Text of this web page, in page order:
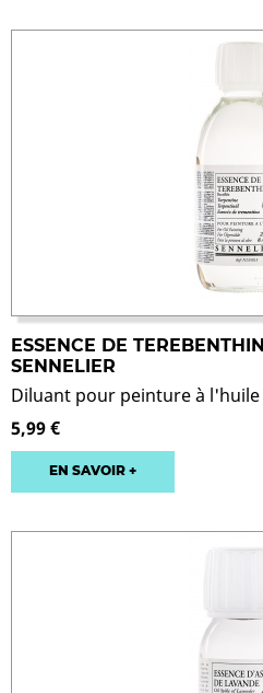
ESSENCE DE
SENNELIER
Diluant pour peinture à l'huile
5,99 €
EN SAVOIR +